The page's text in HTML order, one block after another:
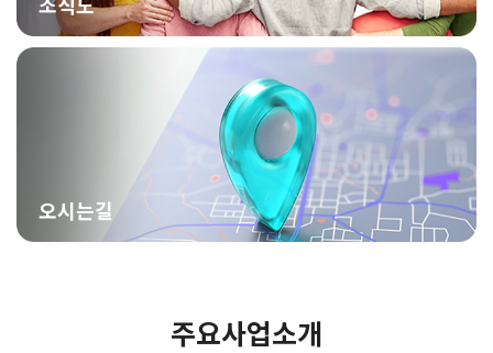
오시는길
주요사업소개